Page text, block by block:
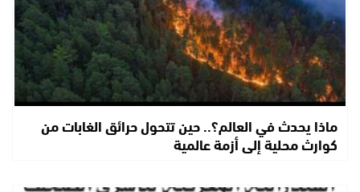
ماذا يحدث في العالم؟.. حين تتحول حرائق الغابات من
كوارث محلية إلى أزمة عالمية